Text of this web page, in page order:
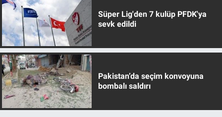
Süper Lig'den 7 kulüp PFDK'ya
sevk edildi
Pakistan’da seçim konvoyuna
bombalı saldırı